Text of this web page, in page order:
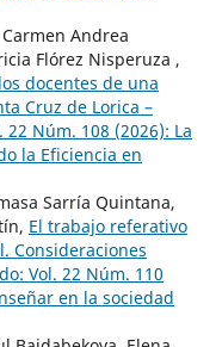
Andrea
Flórez Nisperuza ,
docentes de una
Cruz de Lorica –
22 Núm. 108 (2026): La
la Eficiencia en
Sarría Quintana,
El trabajo referativo
Consideraciones
Vol. 22 Núm. 110
en la sociedad